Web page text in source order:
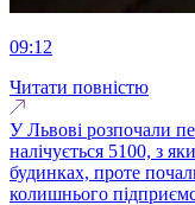
09:12
Читати повністю
У Львові розпочали
налічується 5100, з
будинках, проте
колишнього